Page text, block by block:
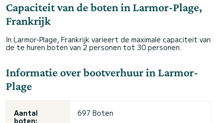
Capaciteit van de boten in Larmor-Plage,
Frankrijk
In Larmor-Plage, Frankrijk varieert de maximale capaciteit van
de te huren boten van 2 personen tot 30 personen.
Informatie over bootverhuur in Larmor-
Plage
Aantal
boten:
697 Boten